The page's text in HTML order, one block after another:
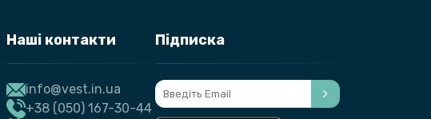
Наші контакти
info@vest.in.ua
+38 (050) 167-30-44
Підписка